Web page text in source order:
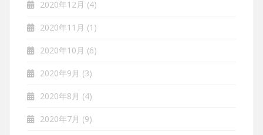
2020年12月 (4)
2020年11月 (1)
2020年10月 (6)
2020年9月 (3)
2020年8月 (4)
2020年7月 (9)